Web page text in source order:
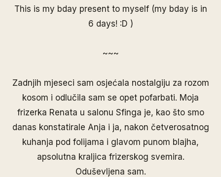
This is my bday present to myself (my bday is in
6 days! :D )
~~~
Zadnjih mjeseci sam osjećala nostalgiju za rozom
kosom i odlučila sam se opet pofarbati. Moja
frizerka Renata u salonu Sfinga je, kao što smo
danas konstatirale Anja i ja, nakon četverosatnog
kuhanja pod folijama i glavom punom blajha,
apsolutna kraljica frizerskog svemira.
Oduševljena sam.